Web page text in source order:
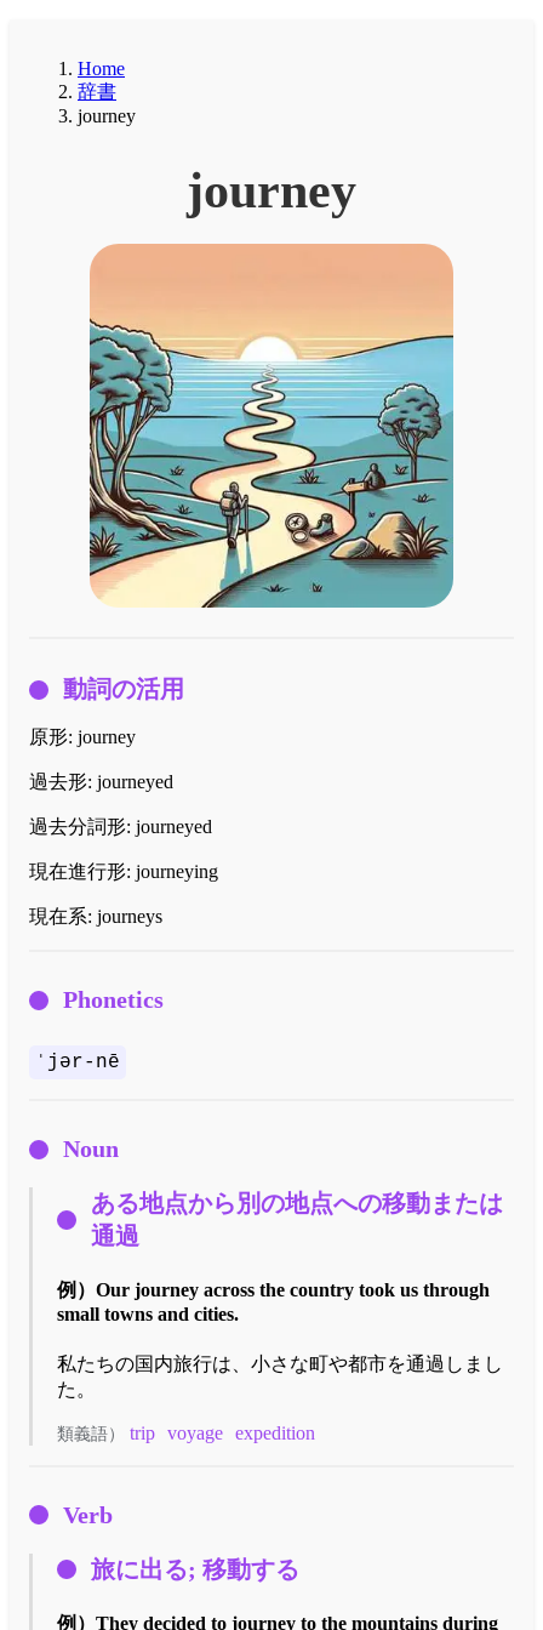
Home
辞書
journey
journey
動詞の活用
原形: journey
過去形: journeyed
過去分詞形: journeyed
現在進行形: journeying
現在系: journeys
Phonetics
ˈjər-nē
Noun
ある地点から別の地点への移動または
通過
例） Our journey across the country took us through
small towns and cities.
私たちの国内旅行は、小さな町や都市を通過しまし
た。
類義語） trip voyage expedition
Verb
旅に出る; 移動する
例） They decided to journey to the mountains during